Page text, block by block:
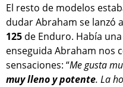
El resto de modelos
dudar Abraham se lanzó
125 de Enduro. Había
enseguida Abraham nos
sensaciones: “Me gusta
muy lleno y potente. La